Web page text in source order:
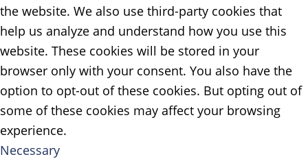
the website. We also use third-party cookies that
help us analyze and understand how you use this
website. These cookies will be stored in your
browser only with your consent. You also have the
option to opt-out of these cookies. But opting out of
some of these cookies may affect your browsing
experience.
Necessary